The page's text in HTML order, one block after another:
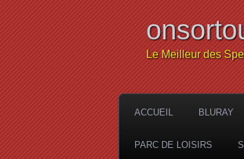
Le Meilleur des
ACCUEIL BLURAY
PARC DE LOISIRS